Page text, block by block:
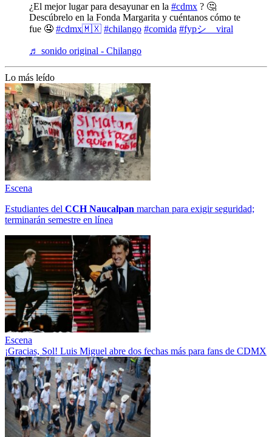
¿El mejor lugar para desayunar en la #cdmx ? 🤔
Descúbrelo en la Fonda Margarita y cuéntanos cómo te
fue 🤤 #cdmx🇲🇽 #chilango #comida #fypシ゚viral
♬ sonido original - Chilango
Lo más leído
Escena
Estudiantes del CCH Naucalpan marchan para exigir seguridad;
terminarán semestre en línea
Escena
¡Gracias, Sol! Luis Miguel abre dos fechas más para fans de CDMX